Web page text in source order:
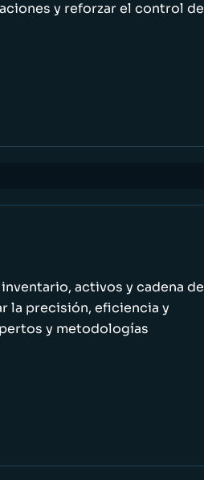
y reforzar el control de
activos y cadena de
la precisión, eficiencia y
y metodologías